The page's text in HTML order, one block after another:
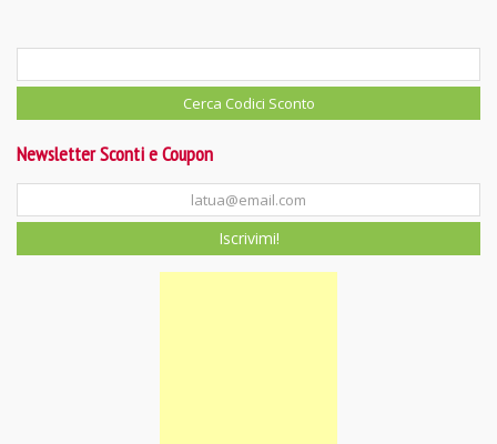
Newsletter Sconti e Coupon
Iscrivimi!